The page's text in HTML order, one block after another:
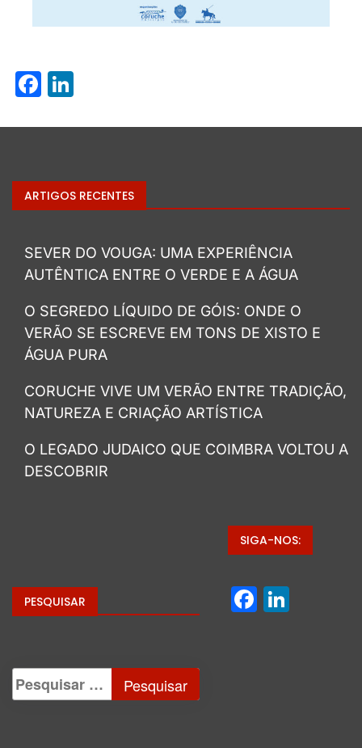
Facebook
ARTIGOS RECENTES
SEVER DO VOUGA: UMA EXPERIÊNCIA
AUTÊNTICA ENTRE O VERDE E A ÁGUA
O SEGREDO LÍQUIDO DE GÓIS: ONDE O
VERÃO SE ESCREVE EM TONS DE XISTO E
ÁGUA PURA
CORUCHE VIVE UM VERÃO ENTRE TRADIÇÃO,
NATUREZA E CRIAÇÃO ARTÍSTICA
O LEGADO JUDAICO QUE COIMBRA VOLTOU A
DESCOBRIR
PESQUISAR
SIGA-NOS: